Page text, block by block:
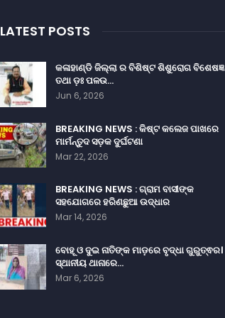
LATEST POSTS
କଳାହାଣ୍ଡି ଜିଲ୍ଲା ର ବିଶିଷ୍ଟ ଶିଶୁରୋଗ ବିଶେଷଜ୍ଞ
ତଥା ଡ଼ଃ ପଳଉ…
Jun 6, 2026
BREAKING NEWS : କିଷ୍ଟ କଲେଜ ପାଖରେ
ମାର୍ମନ୍ତୁଦ ସଡ଼କ ଦୁର୍ଘଟଣା
Mar 22, 2026
BREAKING NEWS : ଗ୍ରାମ ବାସୀଙ୍କ
ସହଯୋଗରେ ହରିଣଛୁଆ ଉଦ୍ଧାର
Mar 14, 2026
ବୋହୂ ଓ ଦୁଇ ନାତିଙ୍କ ମାଡ଼ରେ ବୃଦ୍ଧା ଗୁରୁତ୍ଵର।
ସ୍ଥାନୀୟ ଥାନାରେ…
Mar 6, 2026